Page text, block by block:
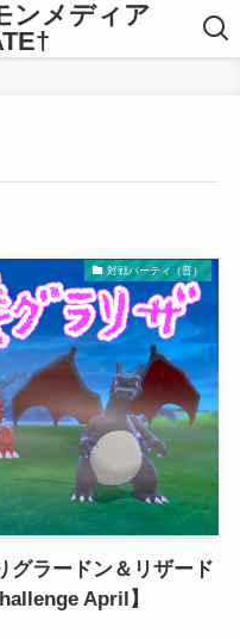
ンメディア
対戦パーティ（普）
グラードン＆リザード
April】